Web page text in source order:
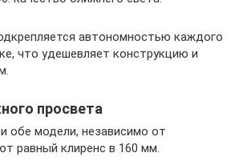
автономностью каждого
что удешевляет конструкцию и
просвета
обе модели, независимо от
равный клиренс в 160 мм.